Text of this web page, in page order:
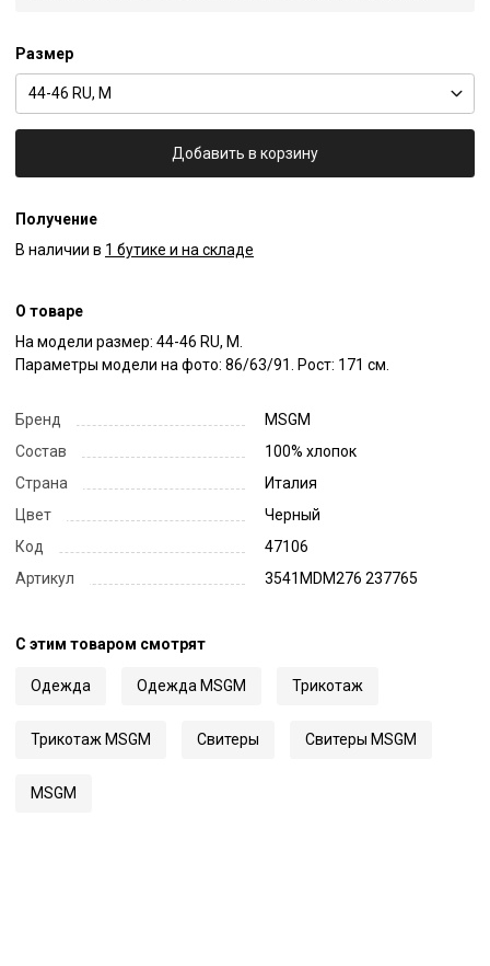
Размер
44-46 RU, M
Добавить в корзину
Получение
В наличии в 1 бутике и на складе
О товаре
На модели размер: 44-46 RU, M.
Параметры модели на фото: 86/63/91. Рост: 171 см.
Бренд
MSGM
Состав
100% хлопок
Страна
Италия
Цвет
Черный
Код
47106
Артикул
3541MDM276 237765
С этим товаром смотрят
Одежда Одежда MSGM Трикотаж
Трикотаж MSGM Свитеры Свитеры MSGM
MSGM